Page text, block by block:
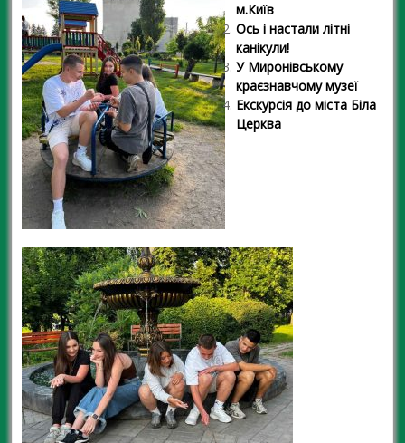
м.Київ
Ось і настали літні
канікули!
У Миронівському
краєзнавчому музеї
Екскурсія до міста Біла
Церква